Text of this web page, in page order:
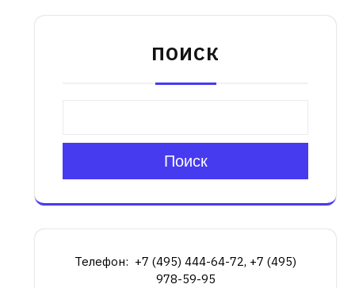
ПОИСК
Поиск
Телефон: +7 (495) 444-64-72, +7 (495)
978-59-95